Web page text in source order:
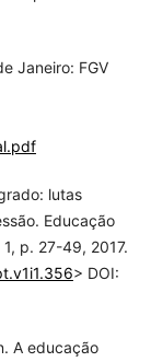
Janeiro: FGV
lutas
Educação
p. 27-49, 2017.
> DOI:
A educação